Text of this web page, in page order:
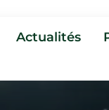
Actualités